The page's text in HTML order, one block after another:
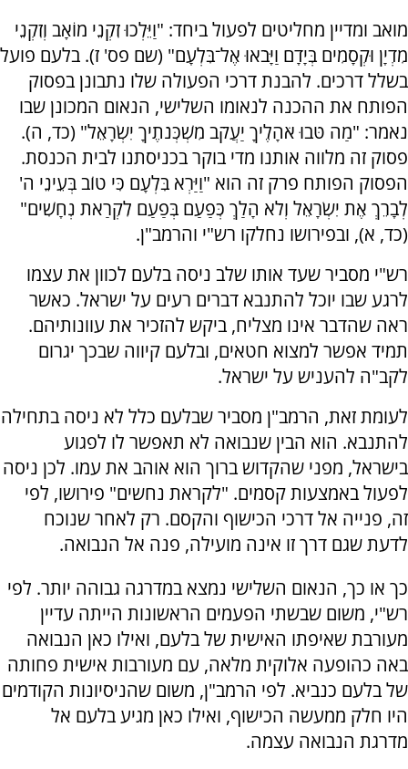
מואב ומדיין מחליטים לפעול ביחד: "וַיֵּלְכוּ זִקְנֵי מוֹאָב וְזִקְנֵי
מִדְיָן וּקְסָמִים בְּיָדָם וַיָּבֹאוּ אֶל־בִּלְעָם" (שם פס' ז). בלעם פועל
בשלל דרכים. להבנת דרכי הפעולה שלו נתבונן בפסוק
הפותח את ההכנה לנאומו השלישי, הנאום המכונן שבו
נאמר: "מַה טֹּבוּ אֹהָלֶיךָ יַעֲקֹב מִשְׁכְּנֹתֶיךָ יִשְׂרָאֵל" (כד, ה).
פסוק זה מלווה אותנו מדי בוקר בכניסתנו לבית הכנסת.
הפסוק הפותח פרק זה הוא "וַיַּרְא בִּלְעָם כִּי טוֹב בְּעֵינֵי ה'
לְבָרֵךְ אֶת יִשְׂרָאֵל וְלֹא הָלַךְ כְּפַעַם בְּפַעַם לִקְרַאת נְחָשִׁים"
(כד, א), ובפירושו נחלקו רש"י והרמב"ן.
רש"י מסביר שעד אותו שלב ניסה בלעם לכוון את עצמו
לרגע שבו יוכל להתנבא דברים רעים על ישראל. כאשר
ראה שהדבר אינו מצליח, ביקש להזכיר את עוונותיהם.
תמיד אפשר למצוא חטאים, ובלעם קיווה שבכך יגרום
לקב"ה להעניש על ישראל.
לעומת זאת, הרמב"ן מסביר שבלעם כלל לא ניסה בתחילה
להתנבא. הוא הבין שנבואה לא תאפשר לו לפגוע
בישראל, מפני שהקדוש ברוך הוא אוהב את עמו. לכן ניסה
לפעול באמצעות קסמים. "לקראת נחשים" פירושו, לפי
זה, פנייה אל דרכי הכישוף והקסם. רק לאחר שנוכח
לדעת שגם דרך זו אינה מועילה, פנה אל הנבואה.
כך או כך, הנאום השלישי נמצא במדרגה גבוהה יותר. לפי
רש"י, משום שבשתי הפעמים הראשונות הייתה עדיין
מעורבת שאיפתו האישית של בלעם, ואילו כאן הנבואה
באה כהופעה אלוקית מלאה, עם מעורבות אישית פחותה
של בלעם כנביא. לפי הרמב"ן, משום שהניסיונות הקודמים
היו חלק ממעשה הכישוף, ואילו כאן מגיע בלעם אל
מדרגת הנבואה עצמה.